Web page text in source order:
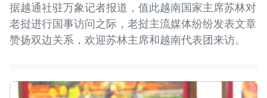
据越通社驻万象记者报道，值此越南国家主席苏林对
老挝进行国事访问之际，老挝主流媒体纷纷发表文章
赞扬双边关系，欢迎苏林主席和越南代表团来访。